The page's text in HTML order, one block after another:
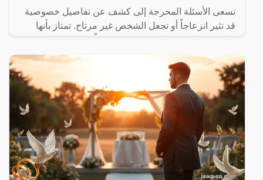
تسعى الأسئلة المحرجة إلى كشف عن تفاصيل خصوصية
قد تثير انزعاجاً أو تجعل الشخص غير مرتاح. تمتاز بأنها
الاجتماعية.